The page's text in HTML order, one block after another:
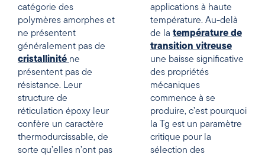
catégorie des
polymères amorphes et
ne présentent
généralement pas de
cristallinité ne
présentent pas de
résistance. Leur
structure de
réticulation époxy leur
confère un caractère
thermodurcissable, de
sorte qu’elles n’ont pas
applications à haute
température. Au-delà
de la température de
transition vitreuse
une baisse significative
des propriétés
mécaniques
commence à se
produire, c’est pourquoi
la Tg est un paramètre
critique pour la
sélection des